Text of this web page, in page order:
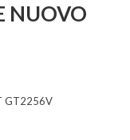
NUOVO
GT2256V